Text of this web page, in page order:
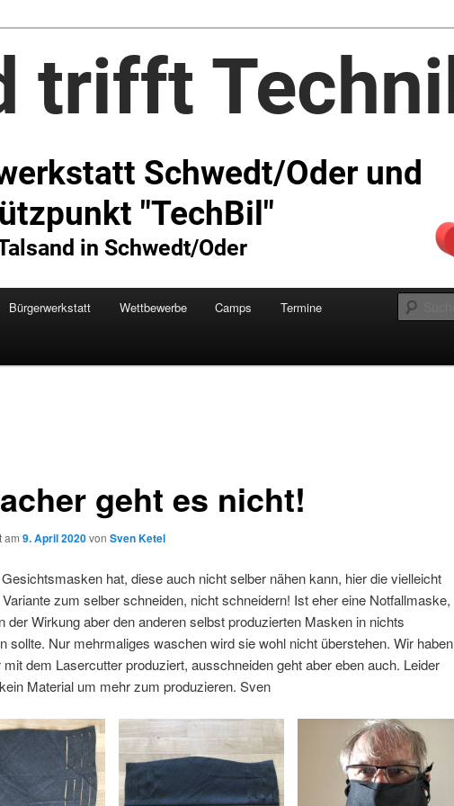
e.V.
Bürgerwerkstatt Wettbewerbe Camps Termine
geht es nicht!
am 9. April 2020von Sven Ketel
hat, diese auch nicht selber nähen kann, hier die vielleicht
zum selber schneiden, nicht schneidern! Ist eher eine Notfallmaske,
der Wirkung aber den anderen selbst produzierten Masken in nichts
sollte. Nur mehrmaliges waschen wird sie wohl nicht überstehen. Wir haben
dem Lasercutter produziert, ausschneiden geht aber eben auch. Leider
Material um mehr zum produzieren. Sven